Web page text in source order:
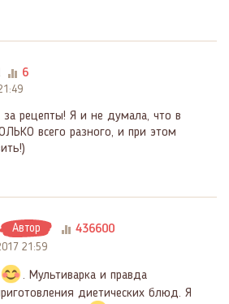
6
за рецепты! Я и не думала, что в
всего разного, и при этом
Автор 436600
21:59
. Мультиварка и правда
диетических блюд. Я